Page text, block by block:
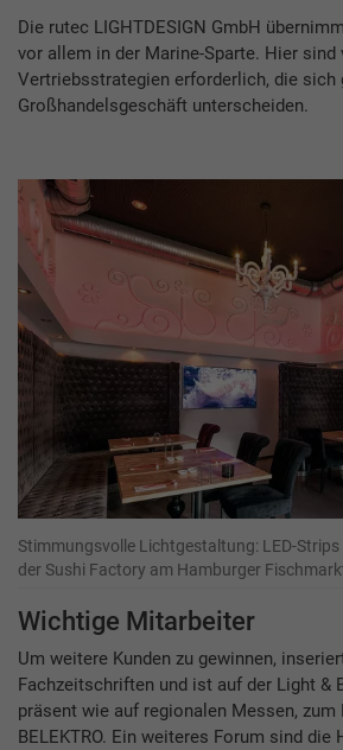
Die rutec LIGHTDESIGN GmbH
vor allem in der Marine-Sparte. Hier sind
Vertriebsstrategien erforderlich, die sich
Großhandelsgeschäft unterscheiden.
Stimmungsvolle Lichtgestaltung: LED-
der Sushi Factory am Hamburger
Wichtige Mitarbeiter
Um weitere Kunden zu gewinnen,
Fachzeitschriften und ist auf der Light &
präsent wie auf regionalen Messen, zum
BELEKTRO. Ein weiteres Forum sind die